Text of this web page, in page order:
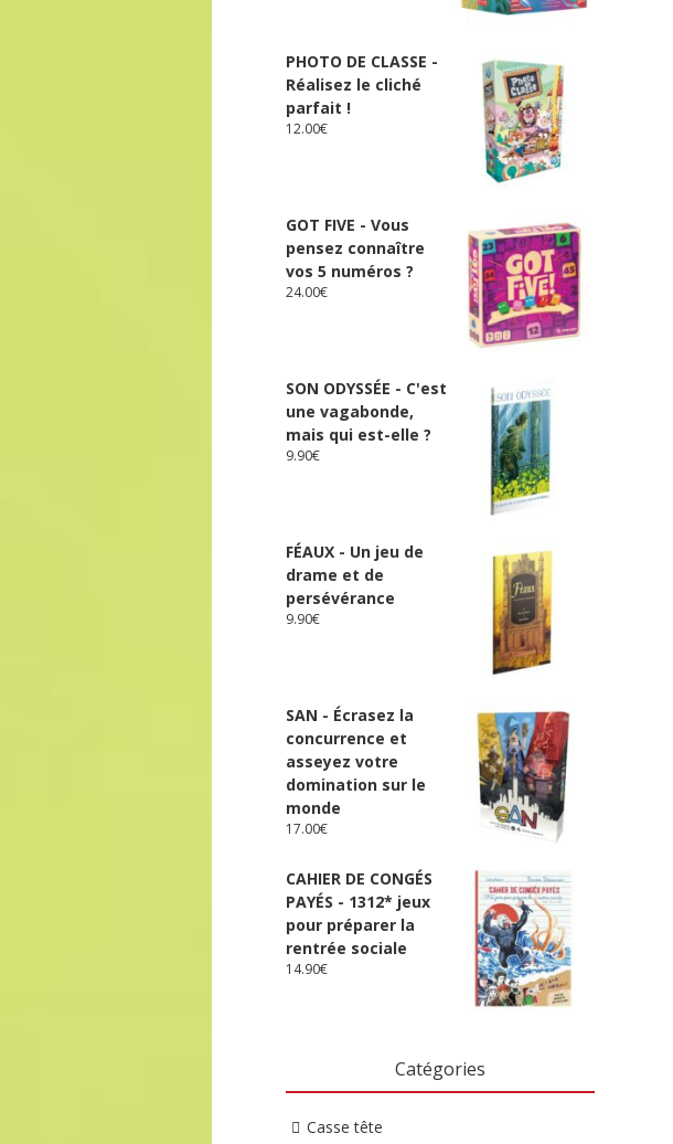
PHOTO DE CLASSE -
Réalisez le cliché
parfait !
12.00€
GOT FIVE - Vous
pensez connaître
vos 5 numéros ?
24.00€
SON ODYSSÉE - C'est
une vagabonde,
mais qui est-elle ?
9.90€
FÉAUX - Un jeu de
drame et de
persévérance
9.90€
SAN - Écrasez la
concurrence et
asseyez votre
domination sur le
monde
17.00€
CAHIER DE CONGÉS
PAYÉS - 1312* jeux
pour préparer la
rentrée sociale
14.90€
Catégories
Casse tête